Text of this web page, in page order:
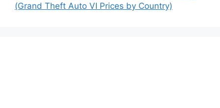
(Grand Theft Auto VI Prices by Country)